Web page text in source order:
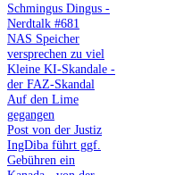
Schmingus Dingus -
Nerdtalk #681
NAS Speicher
versprechen zu viel
Kleine KI-Skandale -
der FAZ-Skandal
Auf den Lime
gegangen
Post von der Justiz
IngDiba führt ggf.
Gebühren ein